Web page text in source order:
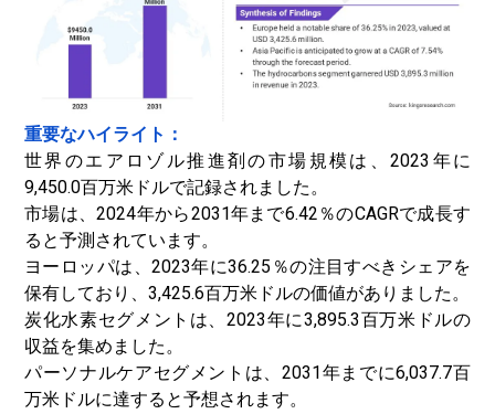
重要なハイライト：
世界のエアロゾル推進剤の市場規模は、2023年に
9,450.0百万米ドルで記録されました。
市場は、2024年から2031年まで6.42％のCAGRで成長す
ると予測されています。
ヨーロッパは、2023年に36.25％の注目すべきシェアを
保有しており、3,425.6百万米ドルの価値がありました。
炭化水素セグメントは、2023年に3,895.3百万米ドルの
収益を集めました。
パーソナルケアセグメントは、2031年までに6,037.7百
万米ドルに達すると予想されます。